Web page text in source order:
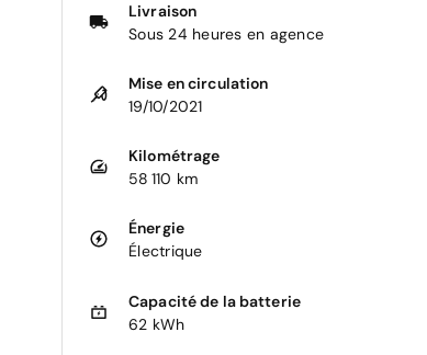
Livraison
Sous 24 heures en agence
Mise en circulation
19/10/2021
Kilométrage
58 110 km
Énergie
Électrique
Capacité de la batterie
62 kWh